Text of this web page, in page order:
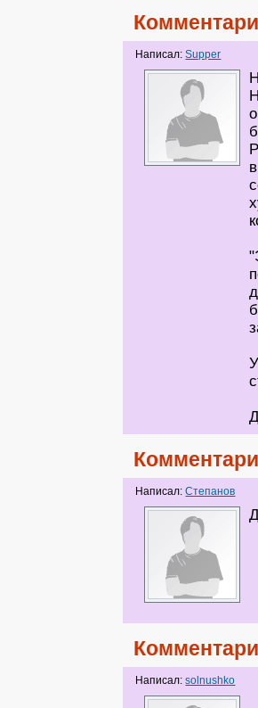
Написал:Supper
Написал:Степанов
Написал:solnushko